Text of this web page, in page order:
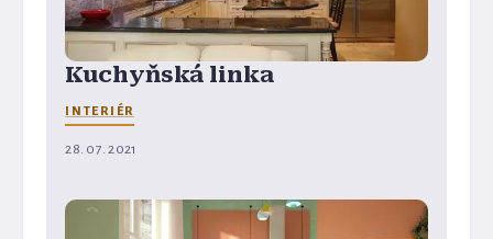
Kuchyňská linka
INTERIÉR
28. 07. 2021